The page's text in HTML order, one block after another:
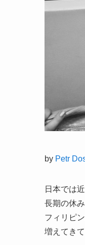
by Petr
日本では近
長期の休
フィリピ
増えてきて